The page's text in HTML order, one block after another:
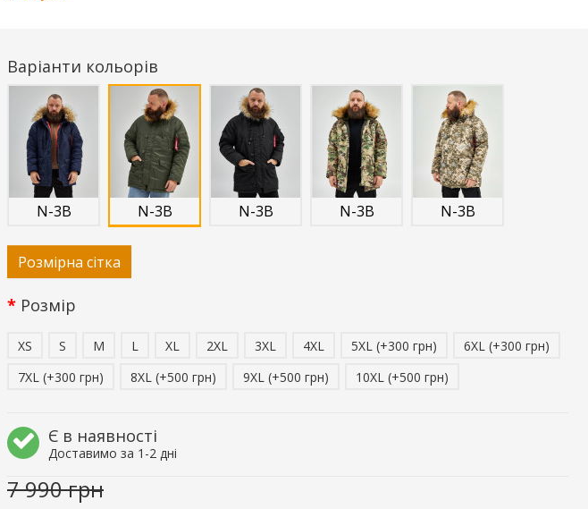
Варіанти кольорів
N-3B N-3B N-3B N-3B N-3B
Розмірна сітка
Розмір
XS S M L XL 2XL 3XL 4XL 5XL (+300 грн)
6XL (+300 грн)
7XL (+300 грн)
8XL (+500 грн) 9XL (+500 грн) 10XL (+500 грн)
Є в наявності
Доставимо за 1-2 дні
7 990 грн